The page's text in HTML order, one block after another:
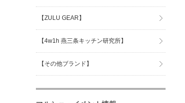
【ZULU GEAR】
【4w1h 燕三条キッチン研究所】
【その他ブランド】